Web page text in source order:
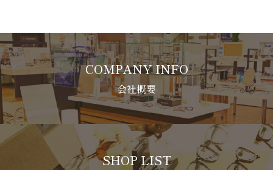
COMPANY INFO
会社概要
SHOP LIST